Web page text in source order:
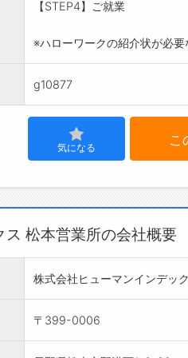
【STEP4】ご就業
※ハローワークの紹介状が必
g10877
気になる こ
松本営業所の会社概要
株式会社ヒューマンインデッ
〒399-0006